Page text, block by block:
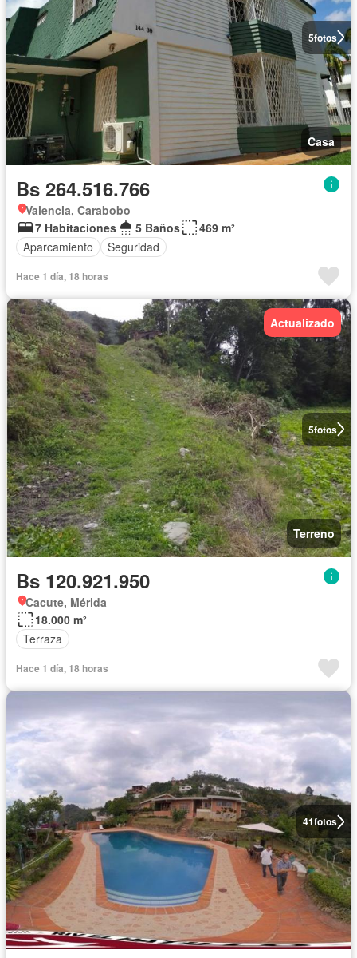
5fotos
Casa
Bs 264.516.766
Valencia, Carabobo
7 Habitaciones
5 Baños
469 m²
Aparcamiento
Seguridad
Hace 1 día, 18 horas
5fotos
Actualizado
Terreno
Bs 120.921.950
Cacute, Mérida
18.000 m²
Terraza
Hace 1 día, 18 horas
41fotos